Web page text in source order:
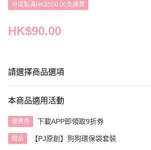
自提點滿HK$500.00免運費
HK$90.00
請選擇商品選項
本商品適用活動
優惠券 下載APP即領取9折券
贈品 【PJ原創】狗狗環保袋套裝